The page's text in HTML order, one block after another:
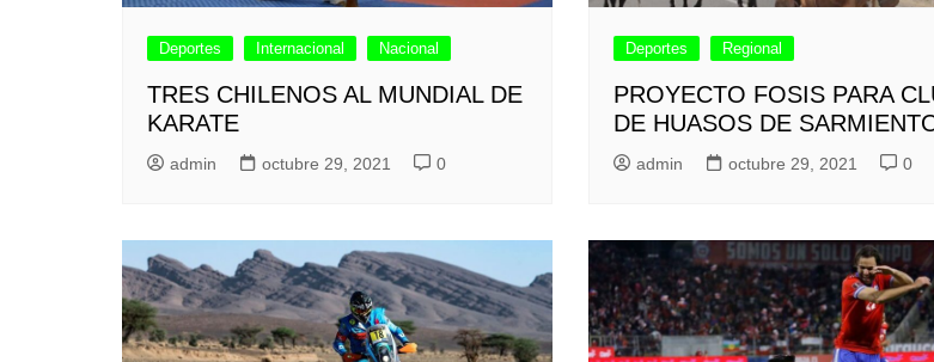
Deportes Internacional Nacional
TRES CHILENOS AL MUNDIAL DE
KARATE
admin octubre 29, 2021 0
Deportes Regional
PROYECTO FOSIS PARA
DE HUASOS DE
admin octubre 29, 2021 0